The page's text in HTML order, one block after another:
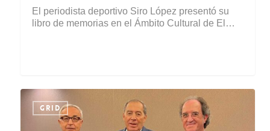
El periodista deportivo Siro López presentó su
libro de memorias en el Ámbito Cultural de El…
GRID